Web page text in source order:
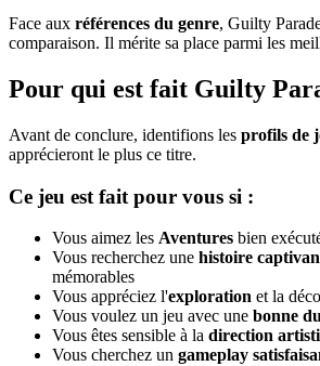
Face aux références du genre, Guilty
comparaison. Il mérite sa place parmi les
Pour qui est fait Guilty
Avant de conclure, identifions les profils de
apprécieront le plus ce titre.
Ce jeu est fait pour vous si :
Vous aimez les Aventures bien
Vous recherchez une histoire
mémorables
Vous appréciez l'exploration et la
Vous voulez un jeu avec une bonne
Vous êtes sensible à la direction
Vous cherchez un gameplay